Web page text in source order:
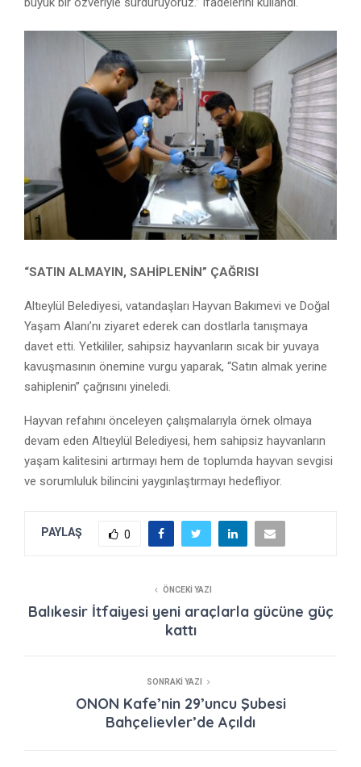
“SATIN ALMAYIN, SAHİPLENİN” ÇAĞRISI
Altıeylül Belediyesi, vatandaşları Hayvan Bakımevi ve Doğal
Yaşam Alanı’nı ziyaret ederek can dostlarla tanışmaya
davet etti. Yetkililer, sahipsiz hayvanların sıcak bir yuvaya
kavuşmasının önemine vurgu yaparak, “Satın almak yerine
sahiplenin” çağrısını yineledi.
Hayvan refahını önceleyen çalışmalarıyla örnek olmaya
devam eden Altıeylül Belediyesi, hem sahipsiz hayvanların
yaşam kalitesini artırmayı hem de toplumda hayvan sevgisi
ve sorumluluk bilincini yaygınlaştırmayı hedefliyor.
PAYLAŞ 0
ÖNCEKI YAZI
Balıkesir İtfaiyesi yeni araçlarla gücüne güç
kattı
SONRAKI YAZI
ONON Kafe’nin 29’uncu Şubesi
Bahçelievler’de Açıldı